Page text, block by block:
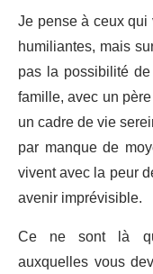
Je pense à ceux
humiliantes, mais
pas la possibilité
famille, avec un
un cadre de vie
par manque de
vivent avec la peur
avenir imprévisible.
Ce ne sont là
auxquelles vous